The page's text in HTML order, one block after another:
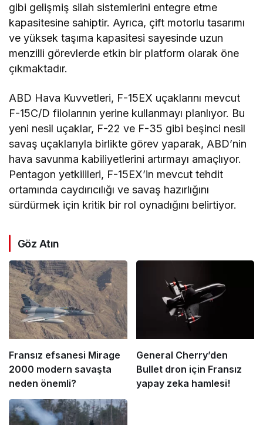
gibi gelişmiş silah sistemlerini entegre etme
kapasitesine sahiptir. Ayrıca, çift motorlu tasarımı
ve yüksek taşıma kapasitesi sayesinde uzun
menzilli görevlerde etkin bir platform olarak öne
çıkmaktadır.
ABD Hava Kuvvetleri, F-15EX uçaklarını mevcut
F-15C/D filolarının yerine kullanmayı planlıyor. Bu
yeni nesil uçaklar, F-22 ve F-35 gibi beşinci nesil
savaş uçaklarıyla birlikte görev yaparak, ABD’nin
hava savunma kabiliyetlerini artırmayı amaçlıyor.
Pentagon yetkilileri, F-15EX’in mevcut tehdit
ortamında caydırıcılığı ve savaş hazırlığını
sürdürmek için kritik bir rol oynadığını belirtiyor.
Göz Atın
Fransız efsanesi Mirage
2000 modern savaşta
neden önemli?
General Cherry’den
Bullet dron için Fransız
yapay zeka hamlesi!